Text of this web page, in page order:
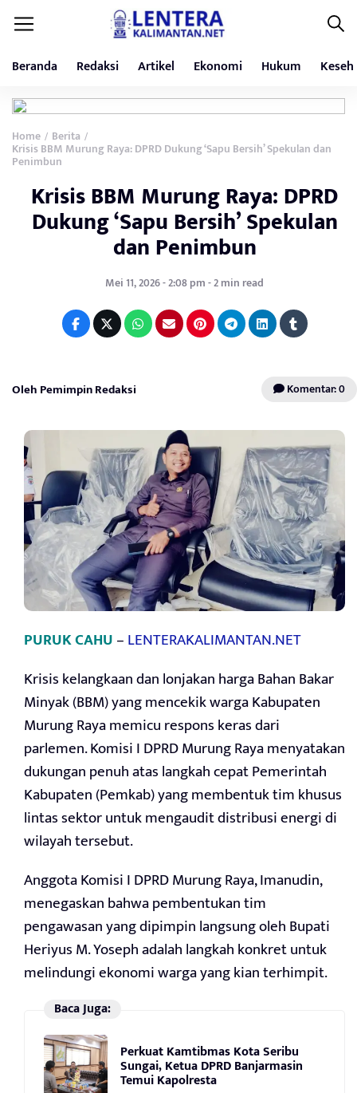
Beranda Redaksi Artikel Ekonomi Hukum
Home / Berita /
Krisis BBM Murung Raya: DPRD Dukung ‘Sapu Bersih’ Spekulan dan
Penimbun
Krisis BBM Murung Raya: DPRD
Dukung ‘Sapu Bersih’ Spekulan
dan Penimbun
Mei 11, 2026 - 2:08 pm - 2 min read
Oleh Pemimpin Redaksi Komentar: 0
PURUK CAHU–LENTERAKALIMANTAN.NET
Krisis kelangkaan dan lonjakan harga Bahan Bakar
Minyak (BBM) yang mencekik warga Kabupaten
Murung Raya memicu respons keras dari
parlemen. Komisi I DPRD Murung Raya menyatakan
dukungan penuh atas langkah cepat Pemerintah
Kabupaten (Pemkab) yang membentuk tim khusus
lintas sektor untuk mengaudit distribusi energi di
wilayah tersebut.
Anggota Komisi I DPRD Murung Raya, Imanudin,
menegaskan bahwa pembentukan tim
pengawasan yang dipimpin langsung oleh Bupati
Heriyus M. Yoseph adalah langkah konkret untuk
melindungi ekonomi warga yang kian terhimpit.
Baca Juga:
Perkuat Kamtibmas Kota Seribu
Sungai, Ketua DPRD Banjarmasin
Temui Kapolresta